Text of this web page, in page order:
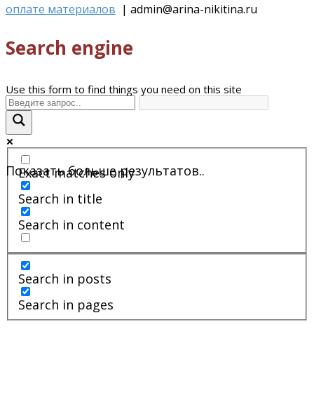
оплате материалов | admin@arina-nikitina.ru
Search engine
Use this form to find things you need on this site
Показать больше результатов..
Exact matches only
Search in title
Search in content
Search in posts
Search in pages